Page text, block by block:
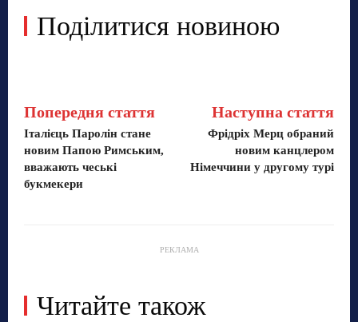
Поділитися новиною
Попередня стаття
Італієць Паролін стане
новим Папою Римським,
вважають чеські
букмекери
Наступна стаття
Фрідріх Мерц обраний
новим канцлером
Німеччини у другому турі
РЕКЛАМА
Читайте також